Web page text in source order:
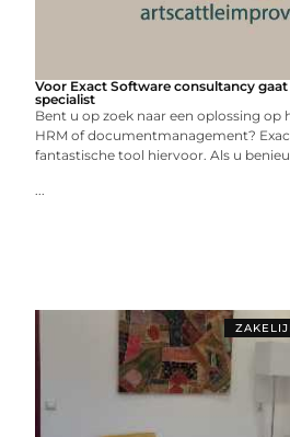
Voor Exact Software consultancy gaat
specialist
Bent u op zoek naar een oplossing op
HRM of documentmanagement?
fantastische tool hiervoor. Als u
...